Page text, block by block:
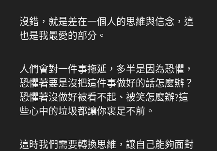
沒錯，就是差在一個人的思維與信念，這
也是我最愛的部分。
人們會對一件事拖延，多半是因為恐懼，
恐懼著要是沒把這件事做好的話怎麼辦？
恐懼著沒做好被看不起、被笑怎麼辦?這
些心中的垃圾都讓你裹足不前。
這時我們需要轉換思維，讓自己能夠面對